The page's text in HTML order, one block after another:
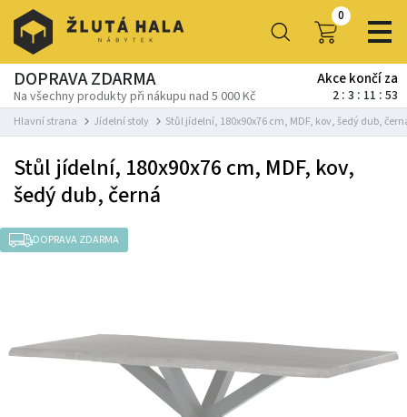
0
DOPRAVA ZDARMA
Na všechny produkty při nákupu nad 5 000 Kč
Akce končí za
2 3 11 52
Hlavní strana Jídelní stoly Stůl jídelní, 180x90x76 cm, MDF, kov, šedý dub,
Stůl jídelní, 180x90x76 cm, MDF, kov,
šedý dub, černá
DOPRAVA ZDARMA